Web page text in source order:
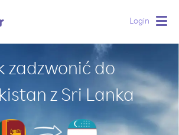
Login
zadzwonić do
z Sri Lanka